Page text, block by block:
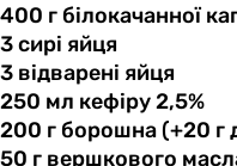
400 г білокачанної
3 сирі яйця
3 відварені яйця
250 мл кефіру2,5%
200 г борошна(+20 г
50 г вершкового